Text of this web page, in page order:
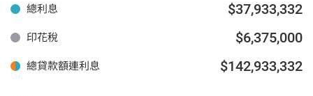
總利息 $37,933,332
印花稅 $6,375,000
總貸款額連利息 $142,933,332